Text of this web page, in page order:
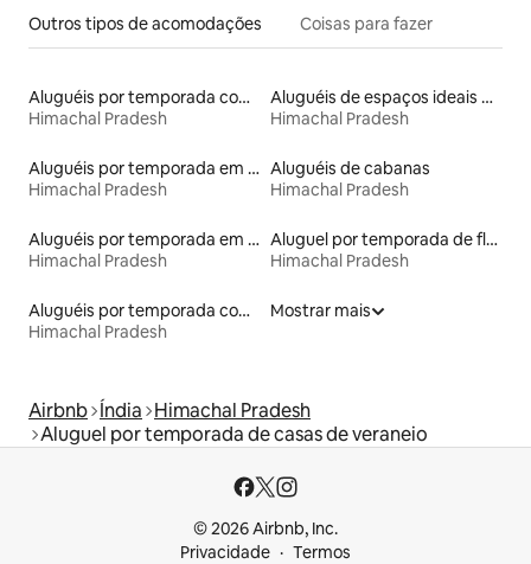
Outros tipos de acomodações Coisas para fazer
Aluguéis por temporada com caiaque
Himachal Pradesh
Aluguéis de espaços ideais para famílias
Himachal Pradesh
Aluguéis por temporada em resorts
Himachal Pradesh
Aluguéis de cabanas
Himachal Pradesh
Aluguéis por temporada em albergue
Himachal Pradesh
Aluguel por temporada de flats
Himachal Pradesh
Aluguéis por temporada com banheira de hidromassagem
Himachal Pradesh
Mostrar mais
Airbnb Índia Himachal Pradesh
Aluguel por temporada de casas de veraneio
© 2026 Airbnb, Inc.
Privacidade
Termos